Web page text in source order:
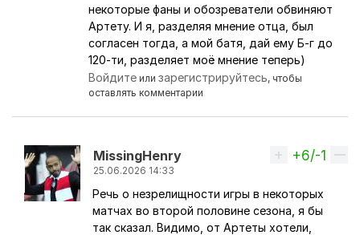
некоторые фаны и обозреватели обвиняют
Артету. И я, разделяя мнение отца, был
согласен тогда, а мой батя, дай ему Б-г до
120-ти, разделяет моё мнение теперь)
Войдите илизарегистрируйтесь, чтобы
оставлять комментарии
MissingHenry
25.06.2026 14:33
Ответ на комментарий пользователяПерс
Вверх
+6/-1
Речь о незрелищности игры в некоторых
матчах во второй половине сезона, я бы
так сказал. Видимо, от Артеты хотели,